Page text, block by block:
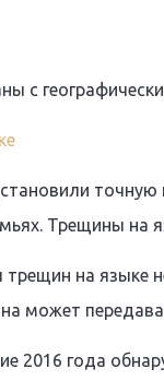
с
Трещины на
на языке
может
2016 года